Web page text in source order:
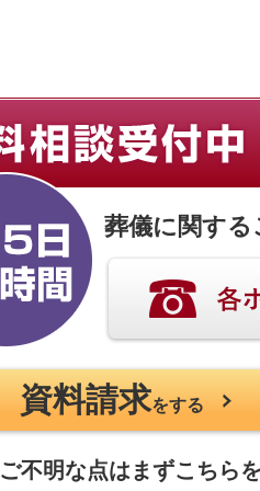
葬儀に関す
資料請求をする
ご不明な点は まずこちら